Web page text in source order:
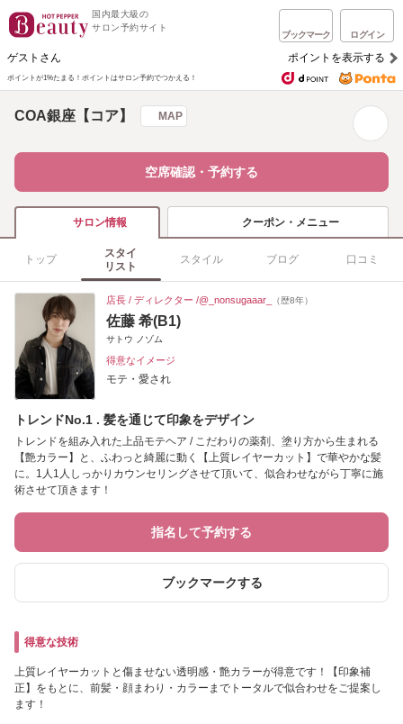
国内最大級の
サロン予約サイト
ブックマーク ログイン
ゲストさん ポイントを表示する
ポイントが1%たまる！ ポイントはサロン予約でつかえる！
COA銀座【コア】 MAP
空席確認・予約する
サロン情報 クーポン・メニュー
トップ
スタイ
リスト
スタイル ブログ 口コミ
店長 / ディレクター /@_nonsugaaar_ （歴8年）
佐藤 希(B1)
サトウ ノゾム
得意なイメージ
モテ・愛され
トレンドNo.1 . 髪を通じて印象をデザイン
トレンドを組み入れた上品モテヘア / こだわりの薬剤、塗り方から生まれる
【艶カラー】と、ふわっと綺麗に動く【上質レイヤーカット】で華やかな髪
に。1人1人しっかりカウンセリングさせて頂いて、似合わせながら丁寧に施
術させて頂きます！
指名して予約する
ブックマークする
得意な技術
上質レイヤーカットと傷ませない透明感・艶カラーが得意です！【印象補
正】をもとに、前髪・顔まわり・カラーまでトータルで似合わせをご提案し
ます！